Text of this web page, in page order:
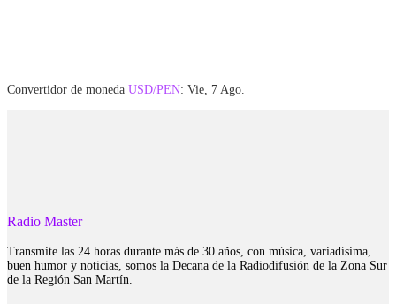
Convertidor de moneda USD/PEN: Vie, 7 Ago.
Radio Master
Transmite las 24 horas durante más de 30 años, con música, variadísima,
buen humor y noticias, somos la Decana de la Radiodifusión de la Zona Sur
de la Región San Martín.